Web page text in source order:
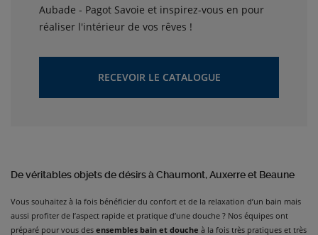
Aubade - Pagot Savoie et inspirez-vous en pour
réaliser l'intérieur de vos rêves !
RECEVOIR LE CATALOGUE
De véritables objets de désirs à Chaumont, Auxerre et Beaune
Vous souhaitez à la fois bénéficier du confort et de la relaxation d’un bain mais
aussi profiter de l’aspect rapide et pratique d’une douche ? Nos équipes ont
préparé pour vous des ensembles bain et douche à la fois très pratiques et très